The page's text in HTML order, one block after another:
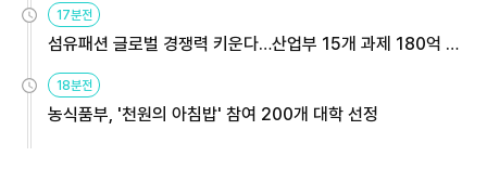
17분전
섬유패션 글로벌 경쟁력 키운다…산업부 15개 과제 180억 지
18분전
농식품부, '천원의 아침밥' 참여 200개 대학 선정